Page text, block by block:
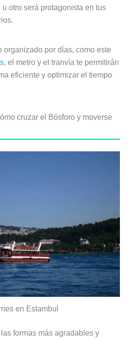
u otro será protagonista en tus
organizado por días, como este
, el metro y el tranvía te permitirán
eficiente y optimizar el tiempo
cruzar el Bósforo y moverse
en Estambul
formas más agradables y